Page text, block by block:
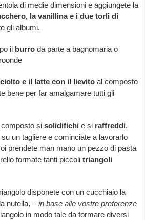
di medie dimensioni e aggiungete la
la vanillina e i due torli di
gli albumi.
il burro da parte a bagnomaria o
e il latte con il lievito al composto
bene per far amalgamare tutti gli
composto sisolidifichi e si raffreddi.
un tagliere e cominciate a lavorarlo
prendete man mano un pezzo di pasta
formate tanti piccolitriangoli
disponete con un cucchiaio la
nutella, –in base alle vostre preferenze
in modo tale da formare diversi